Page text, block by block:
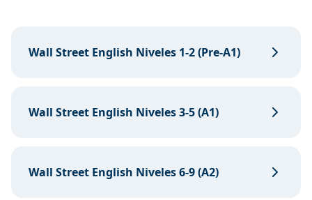
Wall Street English Niveles 1-2 (Pre-A1)
Wall Street English Niveles 3-5 (A1)
Wall Street English Niveles 6-9 (A2)